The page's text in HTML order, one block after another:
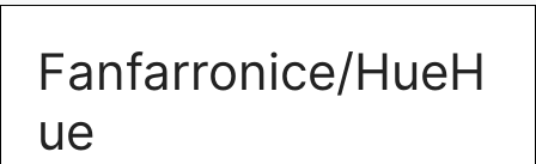
Fanfarronice/HueH
ue